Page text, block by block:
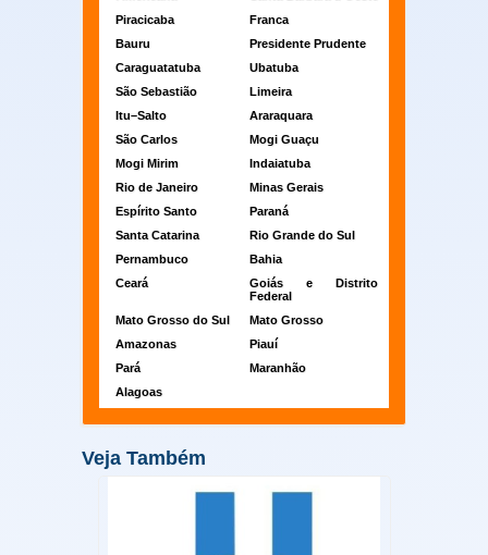
Piracicaba
Franca
Bauru
Presidente Prudente
Caraguatatuba
Ubatuba
São Sebastião
Limeira
Itu–Salto
Araraquara
São Carlos
Mogi Guaçu
Mogi Mirim
Indaiatuba
Rio de Janeiro
Minas Gerais
Espírito Santo
Paraná
Santa Catarina
Rio Grande do Sul
Pernambuco
Bahia
Ceará
Goiás e Distrito
Federal
Mato Grosso do Sul
Mato Grosso
Amazonas
Piauí
Pará
Maranhão
Alagoas
Veja Também